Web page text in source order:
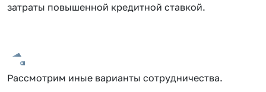
затраты повышенной кредитной ставкой.
Рассмотрим иные варианты сотрудничества.